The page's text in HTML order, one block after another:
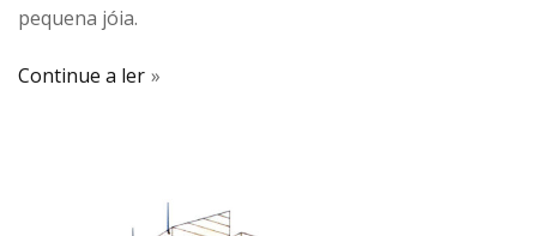
pequena jóia.
Continue a ler